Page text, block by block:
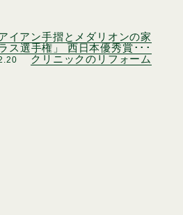
イアン手摺とメダリオンの家
ス選手権」 西日本優秀賞･･･
クリニックのリフォーム